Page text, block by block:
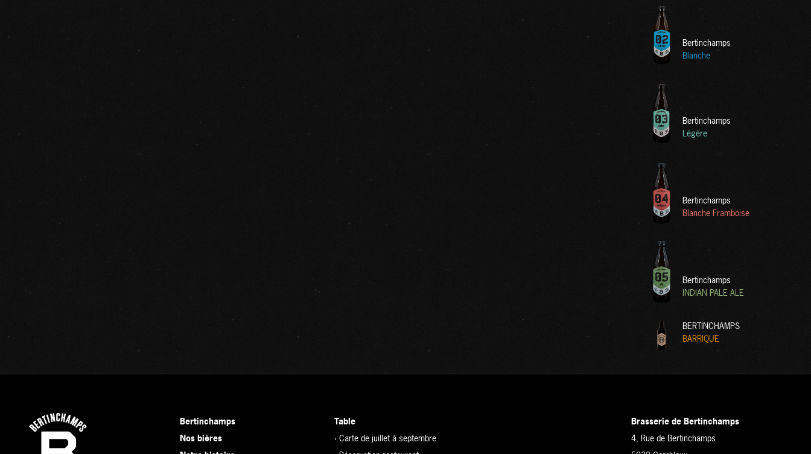
Bertinchamps
Blanche
Bertinchamps
Légère
Bertinchamps
Blanche Framboise
Bertinchamps
INDIAN PALE ALE
BERTINCHAMPS
BARRIQUE
Bertinchamps
Nos bières
Table
›Carte de juillet à septembre
Brasserie de Bertinchamps
4, Rue de Bertinchamps